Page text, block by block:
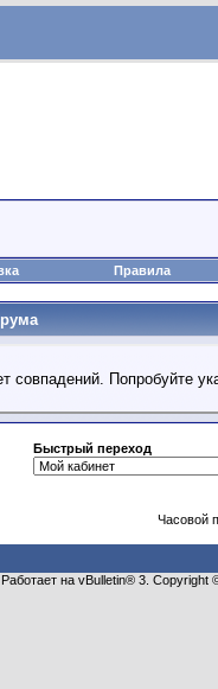
Правила
совпадений. Попробуйте
Быстрый переход
Часовой
Работает на vBulletin® 3.